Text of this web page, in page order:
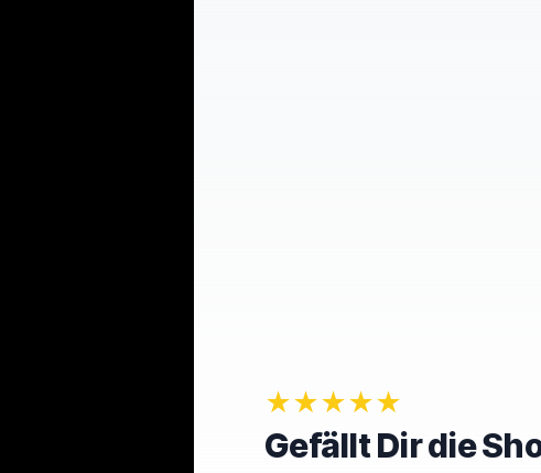
★★★★★
Gefällt Dir die